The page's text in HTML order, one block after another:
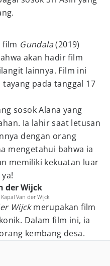
film Gundala(2019)
akan hadir film
lainnya. Film ini
tayang pada tanggal 17
sosok Alana yang
Ia lahir saat letusan
dengan orang
mengetahui bahwa ia
memiliki kekuatan luar
der Wijck
Van der Wijck
Wijckmerupakan film
Dalam film ini, ia
kembang desa.